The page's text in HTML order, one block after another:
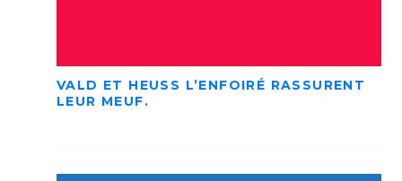
VALD ET HEUSS L’ENFOIRÉ RASSURENT
LEUR MEUF.